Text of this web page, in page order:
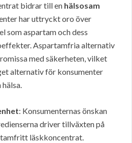
bidrar till en hälsosam
har uttryckt oro över
som aspartam och dess
Aspartamfria alternativ
med säkerheten, vilket
alternativ för konsumenter
: Konsumenternas önskan
driver tillväxten på
läskkoncentrat.